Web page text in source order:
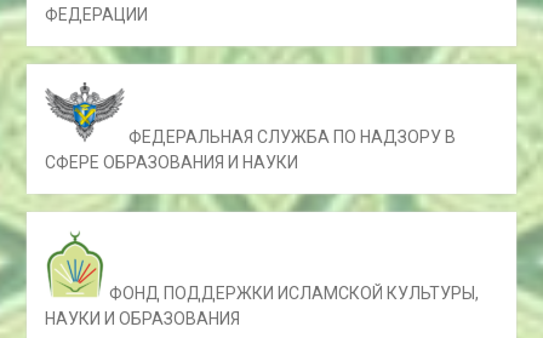
ФЕДЕРАЦИИ
ФЕДЕРАЛЬНАЯ СЛУЖБА ПО НАДЗОРУ В
СФЕРЕ ОБРАЗОВАНИЯ И НАУКИ
ФОНД ПОДДЕРЖКИ ИСЛАМСКОЙ КУЛЬТУРЫ,
НАУКИ И ОБРАЗОВАНИЯ